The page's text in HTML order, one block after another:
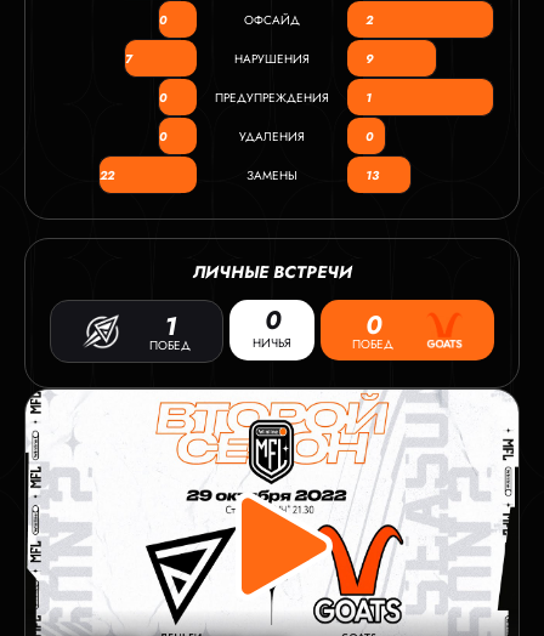
0 ОФСАЙД 2
7 НАРУШЕНИЯ 9
0 ПРЕДУПРЕЖДЕНИЯ 1
0 УДАЛЕНИЯ 0
22 ЗАМЕНЫ 13
ЛИЧНЫЕ ВСТРЕЧИ
1
ПОБЕД
0
НИЧЬЯ 0
ПОБЕД